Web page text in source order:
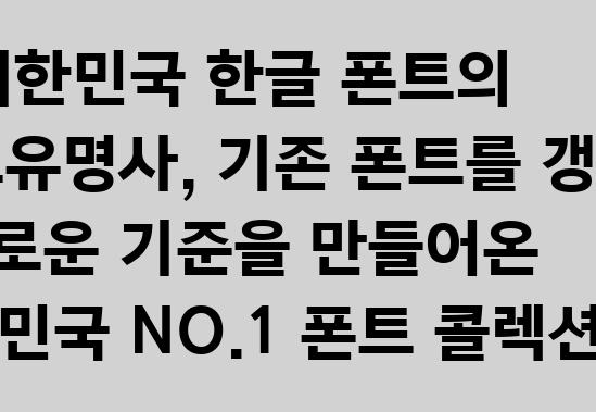
한민국 한글 폰트의
명사, 기존 폰트를
운 기준을 만들어온
국 NO.1 폰트 콜렉